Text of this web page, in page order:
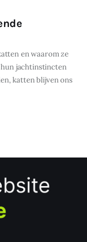
en waarom ze
jachtinstincten
katten blijven ons